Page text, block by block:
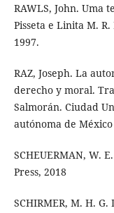
RAWLS, John. Uma
Pisseta e Linita M.
1997.
RAZ, Joseph. La
derecho y moral.
Salmorán. Ciudad
autónoma de
SCHEUERMAN, W.
Press, 2018
SCHIRMER, M. H.